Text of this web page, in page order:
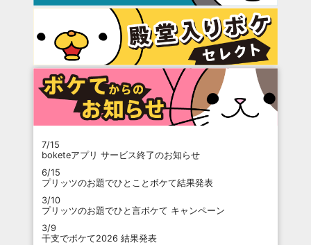
7/15
boketeアプリ サービス終了のお知らせ
6/15
プリッツのお題でひとことボケて結果発表
3/10
プリッツのお題でひと言ボケて キャンペーン
3/9
干支でボケて2026 結果発表